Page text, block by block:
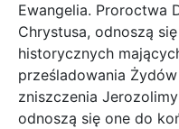
Ewangelia. Proroctwa
Chrystusa, odnoszą
historycznych
prześladowania
zniszczenia
odnoszą się one do